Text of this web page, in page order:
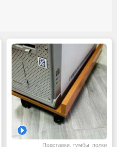
1
Подставки, тумбы, полки